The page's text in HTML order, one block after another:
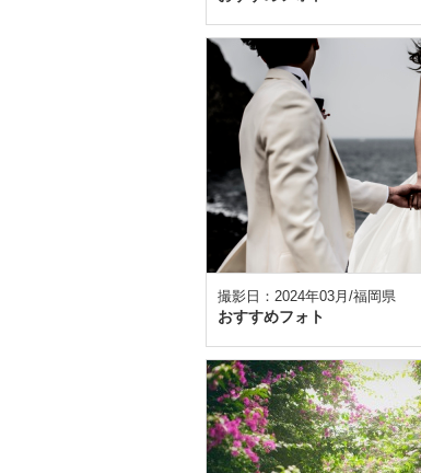
撮影日：2024年03月/福岡県
おすすめフォト